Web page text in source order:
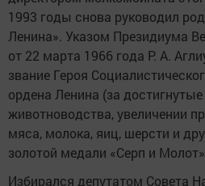
1993 годы снова руководил
Ленина». Указом Президиума
от 22 марта 1966 года Р. А.
звание Героя
ордена Ленина (за
животноводства, увеличении
мяса, молока, яиц, шерсти и
золотой медали «Серп и
Избирался депутатом Совета